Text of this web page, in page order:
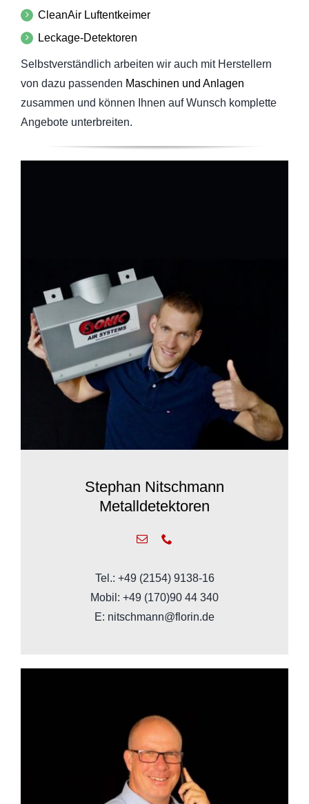
CleanAir Luftentkeimer
Leckage-Detektoren
Selbstverständlich arbeiten wir auch mit Herstellern
von dazu passenden Maschinen und Anlagen
zusammen und können Ihnen auf Wunsch komplette
Angebote unterbreiten.
Stephan Nitschmann
Metalldetektoren
Tel.: +49 (2154) 9138-16
Mobil: +49 (170)90 44 340
E: nitschmann@florin.de